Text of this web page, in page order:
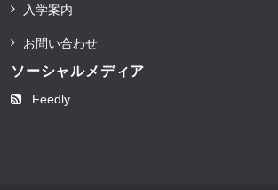
入学案内
お問い合わせ
ソーシャルメディア
Feedly